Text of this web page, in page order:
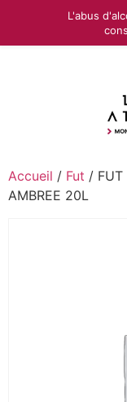
Accueil / Fut / FUT
AMBREE 20L
L'abus